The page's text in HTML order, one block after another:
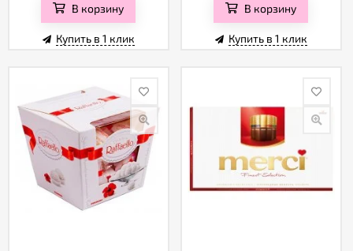
В корзину
Купить в 1 клик
В корзину
Купить в 1 клик